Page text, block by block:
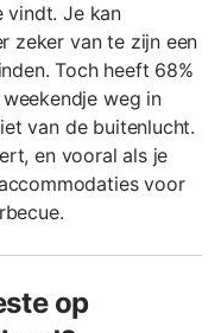
vindt. Je kan
zeker van te zijn een
Toch heeft 68%
weg in
van de buitenlucht.
en vooral als je
voor
op